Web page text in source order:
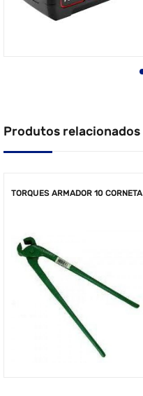
Produtos relacionados
TORQUES ARMADOR 10 CORNETA